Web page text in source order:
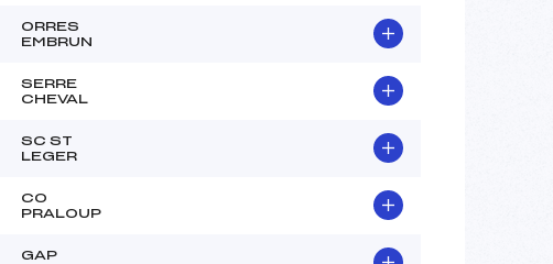
ORRES
EMBRUN
SERRE
CHEVAL
SC ST
LEGER
CO
PRALOUP
GAP